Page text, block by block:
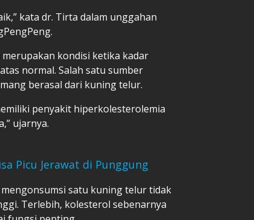
kata dr. Tirta dalam unggahan
kondisi ketika kadar
normal. Salah satu sumber
berasal dari kuning telur.
penyakit hiperkolesterolemia
ujarnya.
Picu Jerawat di Punggung
satu kuning telur tidak
Terlebih, kolesterol sebenarnya